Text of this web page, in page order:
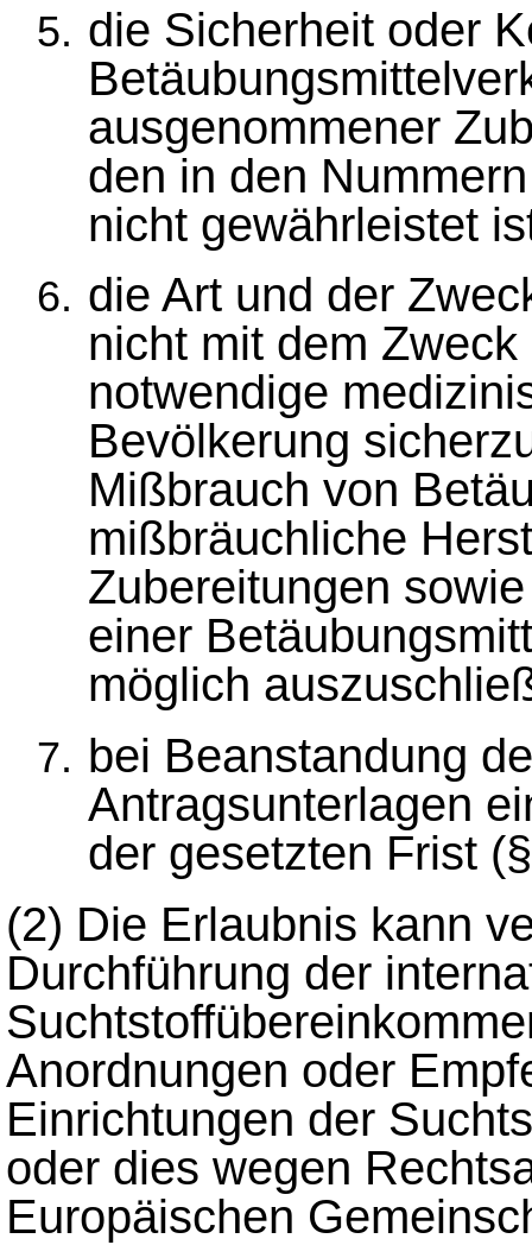
die Sicherheit oder
ausgenommener
den in den
nicht gewährleistet
die Art und der
nicht mit dem
notwendige
Bevölkerung
Mißbrauch von
mißbräuchliche
Zubereitungen
einer
möglich
bei Beanstandung
Antragsunterlagen
der gesetzten Frist
(2) Die Erlaubnis kann
Durchführung der
Anordnungen oder
Einrichtungen der
oder dies wegen
Europäischen